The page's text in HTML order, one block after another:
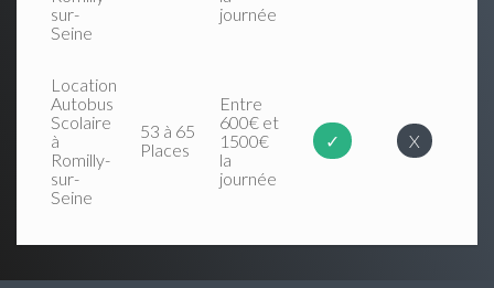
sur-
Seine
journée
Location
Autobus
Scolaire
à
Romilly-
sur-
Seine
53 à 65
Places
Entre
600€ et
1500€
la
journée
✓ X